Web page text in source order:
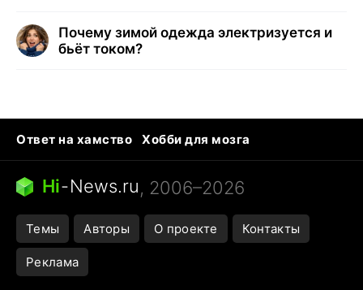
Почему зимой одежда электризуется и
бьёт током?
Ответ на хамство
Хобби для мозга
Бензин 100 vs 95
Тунцы в океанариуме
Следующая пандемия
Hi-News.ru, 2006–2026
Темы Авторы О проекте Контакты
Реклама